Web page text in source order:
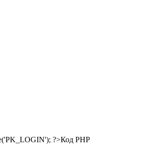
Код PHP